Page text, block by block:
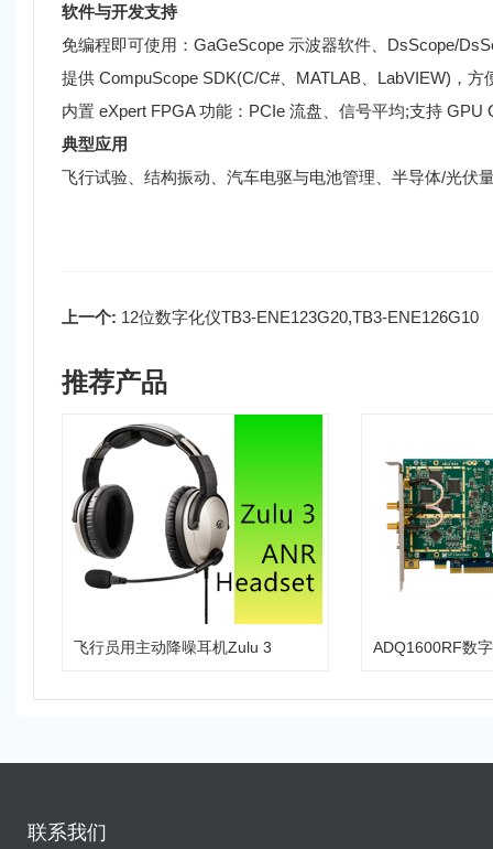
软件与开发支持
免编程即可使用：GaGeScope 示波器软件、DsScope/
提供 CompuScope SDK(C/C#、MATLAB、LabVIEW)，方
内置 eXpert FPGA 功能：PCIe 流盘、信号平均;支持 GPU
典型应用
飞行试验、结构振动、汽车电驱与电池管理、半导体/光伏
上一个: 12位数字化仪TB3-ENE123G20,TB3-ENE126G10
推荐产品
飞行员用主动降噪耳机Zulu 3
联系我们